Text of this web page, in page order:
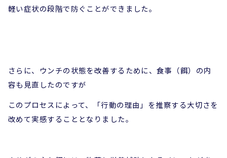
軽い症状の段階で防ぐことができました。
さらに、ウンチの状態を改善するために、食事（餌）の内
容も見直したのですが
このプロセスによって、「行動の理由」を推察する大切さを
改めて実感することとなりました。